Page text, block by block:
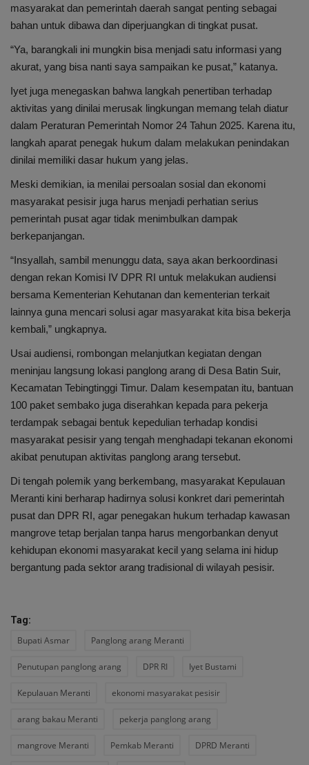
masyarakat dan pemerintah daerah sangat penting sebagai
bahan untuk dibawa dan diperjuangkan di tingkat pusat.
“Ya, barangkali ini mungkin bisa menjadi satu informasi yang
akurat, yang bisa nanti saya sampaikan ke pusat,” katanya.
Iyet juga menegaskan bahwa langkah penertiban terhadap
aktivitas yang dinilai merusak lingkungan memang telah diatur
dalam Peraturan Pemerintah Nomor 24 Tahun 2025. Karena itu,
langkah aparat penegak hukum dalam melakukan penindakan
dinilai memiliki dasar hukum yang jelas.
Meski demikian, ia menilai persoalan sosial dan ekonomi
masyarakat pesisir juga harus menjadi perhatian serius
pemerintah pusat agar tidak menimbulkan dampak
berkepanjangan.
“Insyallah, sambil menunggu data, saya akan berkoordinasi
dengan rekan Komisi IV DPR RI untuk melakukan audiensi
bersama Kementerian Kehutanan dan kementerian terkait
lainnya guna mencari solusi agar masyarakat kita bisa bekerja
kembali,” ungkapnya.
Usai audiensi, rombongan melanjutkan kegiatan dengan
meninjau langsung lokasi panglong arang di Desa Batin Suir,
Kecamatan Tebingtinggi Timur. Dalam kesempatan itu, bantuan
100 paket sembako juga diserahkan kepada para pekerja
terdampak sebagai bentuk kepedulian terhadap kondisi
masyarakat pesisir yang tengah menghadapi tekanan ekonomi
akibat penutupan aktivitas panglong arang tersebut.
Di tengah polemik yang berkembang, masyarakat Kepulauan
Meranti kini berharap hadirnya solusi konkret dari pemerintah
pusat dan DPR RI, agar penegakan hukum terhadap kawasan
mangrove tetap berjalan tanpa harus mengorbankan denyut
kehidupan ekonomi masyarakat kecil yang selama ini hidup
bergantung pada sektor arang tradisional di wilayah pesisir.
Tag:
Bupati Asmar Panglong arang Meranti
Penutupan panglong arang DPR RI Iyet Bustami
Kepulauan Meranti ekonomi masyarakat pesisir
arang bakau Meranti pekerja panglong arang
mangrove Meranti Pemkab Meranti DPRD Meranti